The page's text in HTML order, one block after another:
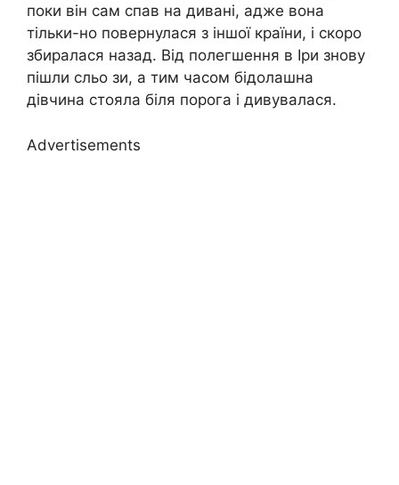
поки він сам спав на дивані, адже вона
тільки-но повернулася з іншої країни, і скоро
збиралася назад. Від полегшення в Іри знову
пішли сльо зи, а тим часом бідолашна
дівчина стояла біля порога і дивувалася.
Advertisements